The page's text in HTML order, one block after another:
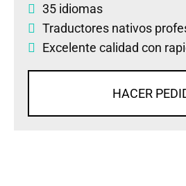
35 idiomas
Traductores nativos
Excelente calidad con
HACER